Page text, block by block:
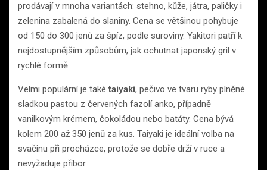
prodávají v mnoha variantách: stehno, kůže, játra, paličky i
zelenina zabalená do slaniny. Cena se většinou pohybuje
od 150 do 300 jenů za špíz, podle suroviny. Yakitori patří k
nejdostupnějším způsobům, jak ochutnat japonský gril v
rychlé formě.
Velmi populární je takétaiyaki, pečivo ve tvaru ryby plněné
sladkou pastou z červených fazolí anko, případně
vanilkovým krémem, čokoládou nebo batáty. Cena bývá
kolem 200 až 350 jenů za kus. Taiyaki je ideální volba na
svačinu při procházce, protože se dobře drží v ruce a
nevyžaduje příbor.